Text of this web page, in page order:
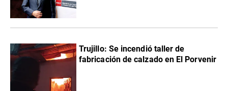
Trujillo: Se incendió taller de
fabricación de calzado en El Porvenir